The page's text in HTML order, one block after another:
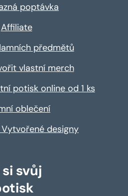
poptávka
Affiliate
předmětů
vlastní merch
potisk online od 1 ks
oblečení
designy
svůj